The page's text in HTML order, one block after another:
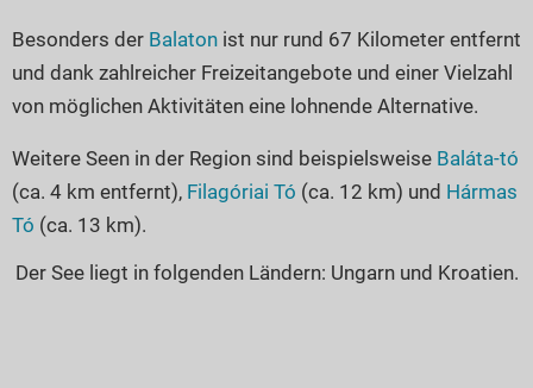
Besonders der Balaton ist nur rund 67 Kilometer entfernt
und dank zahlreicher Freizeitangebote und einer Vielzahl
von möglichen Aktivitäten eine lohnende Alternative.
Weitere Seen in der Region sind beispielsweise Baláta-tó
(ca. 4 km entfernt), Filagóriai Tó (ca. 12 km) und Hármas
Tó (ca. 13 km).
Der See liegt in folgenden Ländern: Ungarn und Kroatien.